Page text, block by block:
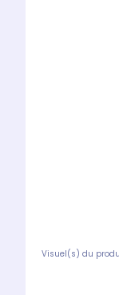
Visuel(s) du